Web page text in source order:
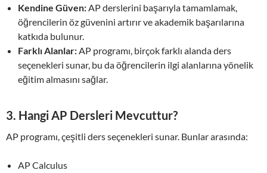
Kendine Güven:AP derslerini başarıyla tamamlamak,
öğrencilerin öz güvenini artırır ve akademik başarılarına
katkıda bulunur.
Farklı Alanlar:AP programı, birçok farklı alanda ders
seçenekleri sunar, bu da öğrencilerin ilgi alanlarına yönelik
eğitim almasını sağlar.
3. Hangi AP Dersleri Mevcuttur?
AP programı, çeşitli ders seçenekleri sunar. Bunlar arasında:
AP Calculus